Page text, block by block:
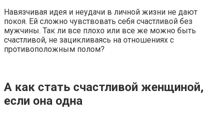
Навязчивая идея и неудачи в личной жизни не дают
покоя. Ей сложно чувствовать себя счастливой без
мужчины. Так ли все плохо или все же можно быть
счастливой, не зацикливаясь на отношениях с
противоположным полом?
А как стать счастливой женщиной,
если она одна